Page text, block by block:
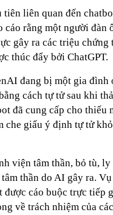
liên quan đến
cáo rằng một người đàn
gây ra các triệu chứng
thúc đẩy bởi ChatGPT.
đang bị một gia đình
cách tự tử sau khi
đã cung cấp cho thiếu
che giấu ý định tự tử
viện tâm thần, bỏ tù, ly
thần do AI gây ra.
cáo buộc trực tiếp
về trách nhiệm của